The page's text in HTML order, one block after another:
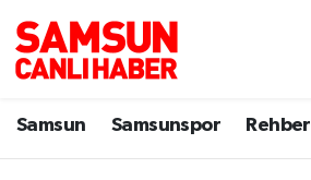
Samsun Samsunspor Rehber
Samsun
Samsun Nöbetçi Eczaneler
Samsun Hava Durumu